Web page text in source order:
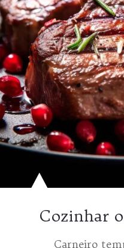
Cozinhar
Carneiro